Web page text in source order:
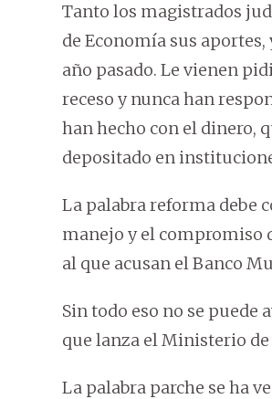
Tanto los magistrados
de Economía sus
año pasado. Le vienen
receso y nunca han
han hecho con el dinero,
depositado en
La palabra reforma debe
manejo y el compromiso
al que acusan el Banco
Sin todo eso no se
que lanza el Ministerio
La palabra parche se ha